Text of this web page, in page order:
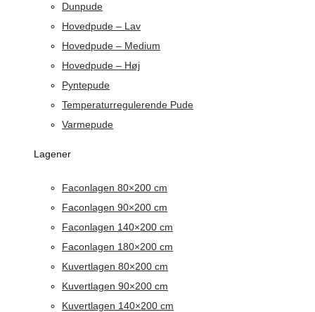
Dunpude
Hovedpude – Lav
Hovedpude – Medium
Hovedpude – Høj
Pyntepude
Temperaturregulerende Pude
Varmepude
Lagener
Faconlagen 80×200 cm
Faconlagen 90×200 cm
Faconlagen 140×200 cm
Faconlagen 180×200 cm
Kuvertlagen 80×200 cm
Kuvertlagen 90×200 cm
Kuvertlagen 140×200 cm